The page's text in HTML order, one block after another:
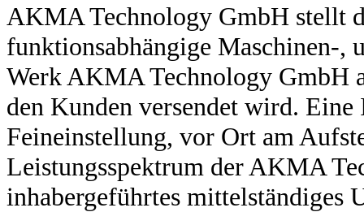
AKMA Technology GmbH stellt
funktionsabhängige Maschinen-,
Werk AKMA Technology GmbH
den Kunden versendet wird.
Feineinstellung, vor Ort am
Leistungsspektrum der AKMA
inhabergeführtes mittelständiges